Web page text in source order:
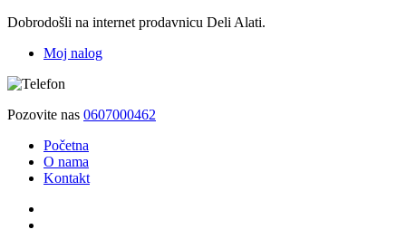
Dobrodošli na internet prodavnicu Deli Alati.
Moj nalog
Pozovite nas 0607000462
Početna
O nama
Kontakt